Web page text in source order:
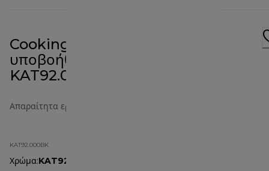
Cooking Chef με Κλιπ
υποβοήθησης ανάδευσης
KAT92.000BK
Απαραίτητα εργαλεία κουζίνας
KAT92.000BK
Χρώμα:KAT92.000BK